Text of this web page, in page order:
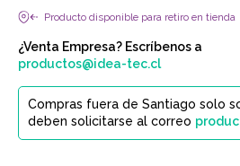
Producto disponible para retiro en tienda
¿Venta Empresa? Escríbenos a
productos@idea-tec.cl
Compras fuera de Santiago solo
deben solicitarse al correo